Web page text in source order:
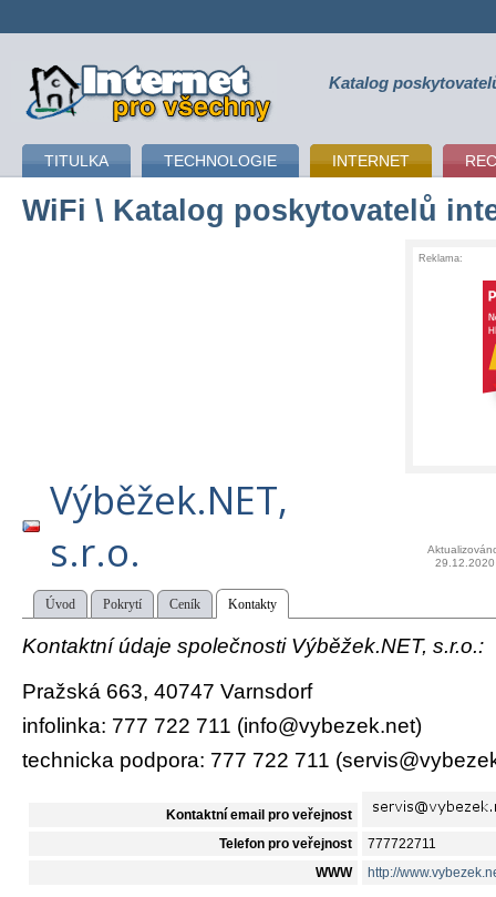
připojení k internetu Katalog
TITULKA TECHNOLOGIE INTERNET
WiFi \ Katalog poskytovatelů
Reklama:
Výběžek.NET,
s.r.o.
29.12.2020
Úvod Pokrytí Ceník Kontakty
Kontaktní údaje společnosti Výběžek.NET, s.r.o.:
Pražská 663, 40747 Varnsdorf
infolinka: 777 722 711 (info@vybezek.net)
technicka podpora: 777 722 711
Kontaktní email pro veřejnost
Telefon pro veřejnost 777722711
WWW http://